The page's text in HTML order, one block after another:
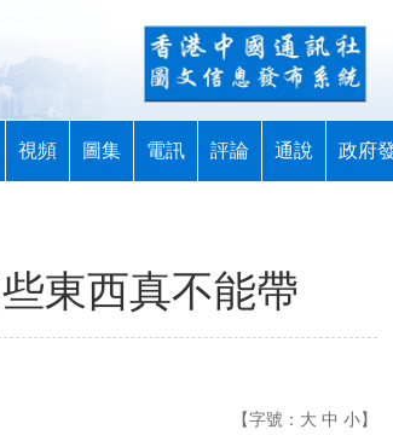
視頻 圖集 電訊 評論 通說 政府
東西真不能帶
【字號： 大 中 小】